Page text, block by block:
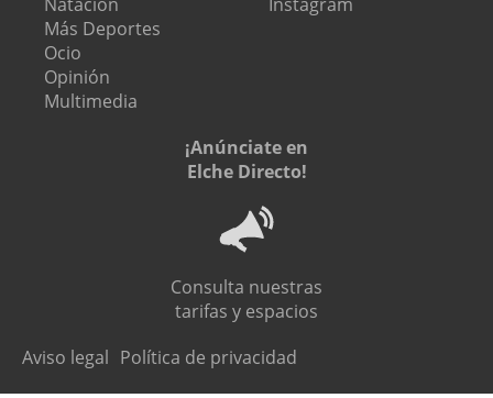
Más Deportes
Ocio
Opinión
Multimedia
¡Anúnciate en
Elche Directo!
Consulta nuestras
tarifas y espacios
Aviso legal Política de privacidad